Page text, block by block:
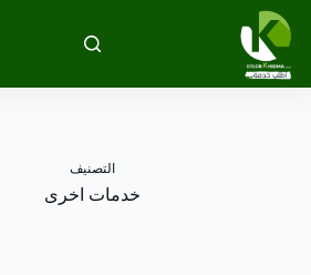
التجاوز
إلى
المحتوى
التصنيف
خدمات اخرى